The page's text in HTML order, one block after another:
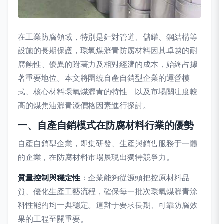
在工業防腐領域，特別是針對管道、儲罐、鋼結構等
設施的長期保護，環氧煤瀝青防腐材料因其卓越的耐
腐蝕性、優異的附著力及相對經濟的成本，始終占據
著重要地位。本文將圍繞自產自銷型企業的運營模
式、核心材料環氧煤瀝青的特性，以及市場關注度較
高的煤焦油瀝青漆價格因素進行探討。
一、自產自銷模式在防腐材料行業的優勢
自產自銷型企業，即集研發、生產與銷售服務于一體
的企業，在防腐材料市場展現出獨特競爭力。
質量控制與穩定性 ：企業能夠從源頭把控原材料品
質、優化生產工藝流程，確保每一批次環氧煤瀝青涂
料性能的均一與穩定。這對于要求長期、可靠防腐效
果的工程至關重要。